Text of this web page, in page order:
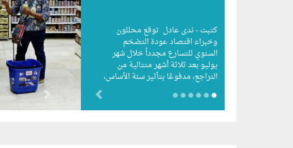
كتبت - ندى عادل توقع محللون
وخبراء اقتصاد عودة التضخم
السنوي للتسارع مجدداً خلال شهر
يوليو بعد ثلاثة أشهر متتالية من
التراجع، مدفوعًا بتأثير سنة الأساس،
Next